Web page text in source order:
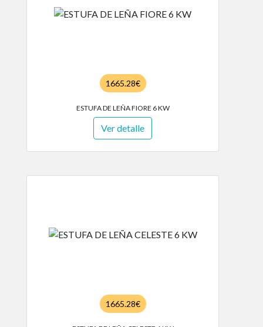
1665.28€
ESTUFA DE LEÑA FIORE 6 KW
Ver detalle
1665.28€